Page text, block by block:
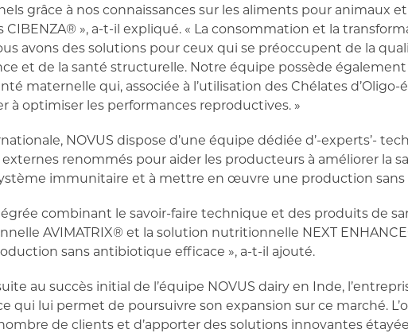
grâce à nos connaissances sur les aliments pour animaux
», a-t-il expliqué. « La consommation et la
avons des solutions pour ceux qui se préoccupent de la
et de la santé structurelle. Notre équipe possède
maternelle qui, associée à l’utilisation des Chélates d’Oligo-
à optimiser les performances reproductives. »
NOVUS dispose d’une équipe dédiée d’-experts’-
renommés pour aider les producteurs à améliorer la
immunitaire et à mettre en œuvre une production sans
combinant le savoir-faire technique et des produits de
AVIMATRIX® et la solution nutritionnelle NEXT
sans antibiotique efficace », a-t-il ajouté.
au succès initial de l’équipe NOVUS dairy en Inde,
qui lui permet de poursuivre son expansion sur ce marché.
de clients et d’apporter des solutions innovantes